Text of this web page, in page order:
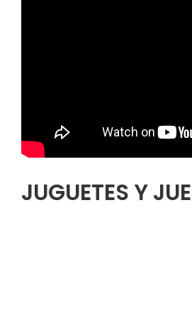
JUGUETES Y